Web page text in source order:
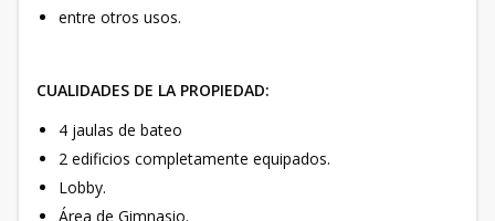
entre otros usos.
CUALIDADES DE LA PROPIEDAD:
4 jaulas de bateo
2 edificios completamente equipados.
Lobby.
Área de Gimnasio.